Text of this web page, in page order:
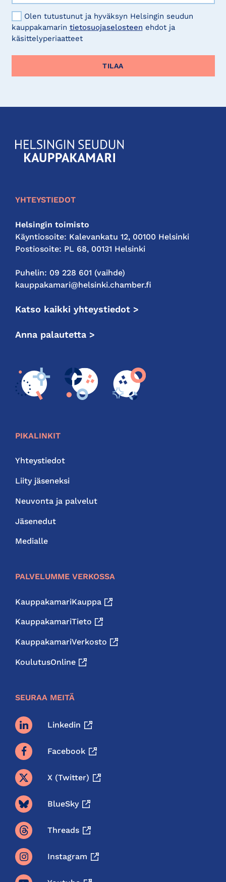
Olen tutustunut ja hyväksyn Helsingin seudun
kauppakamarin tietosuojaselosteen ehdot ja
käsittelyperiaatteet
KauppakamariHelsingin
seudun
YHTEYSTIEDOT
Helsingin toimisto
Käyntiosoite: Kalevankatu 12, 00100 Helsinki
Postiosoite: PL 68, 00131 Helsinki
Puhelin: 09 228 601 (vaihde)
kauppakamari@helsinki.chamber.fi
Katso kaikki yhteystiedot >
Anna palautetta >
PIKALINKIT
Yhteystiedot
Liity jäseneksi
Neuvonta ja palvelut
Jäsenedut
Medialle
PALVELUMME VERKOSSA
KauppakamariKauppa
KauppakamariTieto
KauppakamariVerkosto
KoulutusOnline
SEURAA MEITÄ
Linkedin
Facebook
X (twitter)
BlueSky
Threads
Instagram